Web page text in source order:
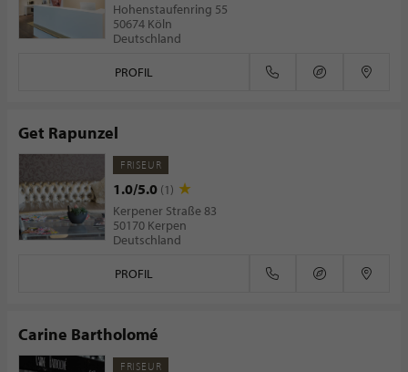
Hohenstaufenring 55
50674 Köln
Deutschland
PROFIL
Get Rapunzel
FRISEUR
1.0/5.0 (1)
Kerpener Straße 83
50170 Kerpen
Deutschland
PROFIL
Carine Bartholomé
FRISEUR